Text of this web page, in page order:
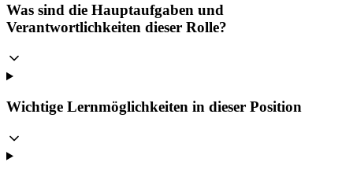
Was sind die Hauptaufgaben und
Verantwortlichkeiten dieser Rolle?
Wichtige Lernmöglichkeiten in dieser Position